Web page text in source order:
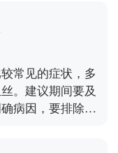
常见的症状，多
。建议期间要及
病因，要排除是